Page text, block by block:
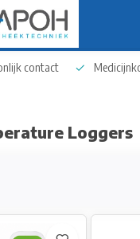
contact
Loggers